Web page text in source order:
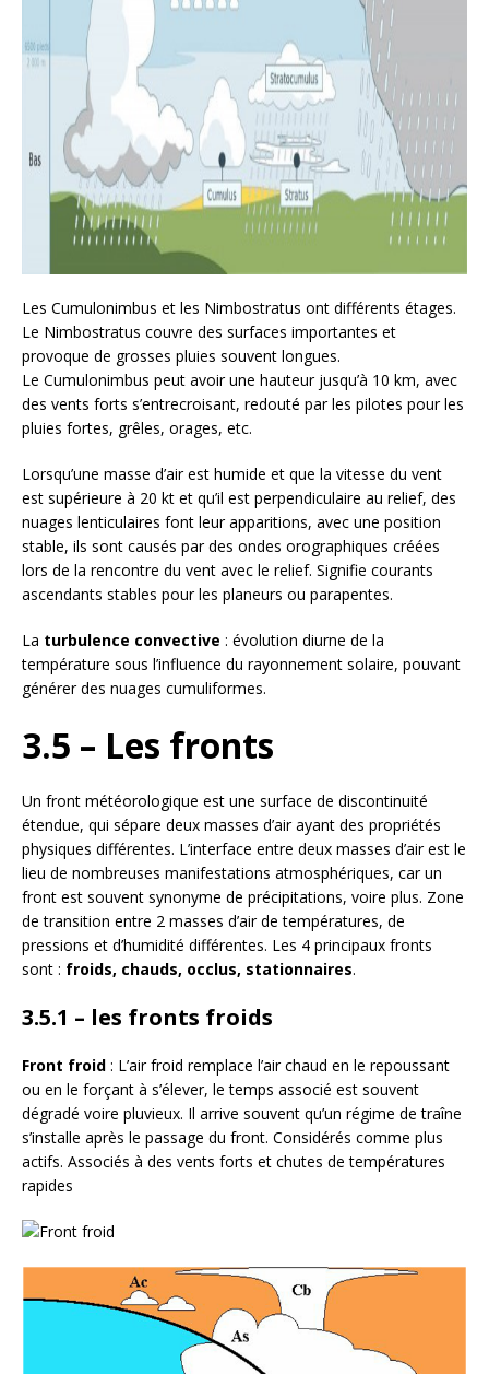
Les Cumulonimbus et les Nimbostratus ont différents étages.
Le Nimbostratus couvre des surfaces importantes et
provoque de grosses pluies souvent longues.
Le Cumulonimbus peut avoir une hauteur jusqu’à 10 km, avec
des vents forts s’entrecroisant, redouté par les pilotes pour les
pluies fortes, grêles, orages, etc.
Lorsqu’une masse d’air est humide et que la vitesse du vent
est supérieure à 20 kt et qu’il est perpendiculaire au relief, des
nuages lenticulaires font leur apparitions, avec une position
stable, ils sont causés par des ondes orographiques créées
lors de la rencontre du vent avec le relief. Signifie courants
ascendants stables pour les planeurs ou parapentes.
La turbulence convective : évolution diurne de la
température sous l’influence du rayonnement solaire, pouvant
générer des nuages cumuliformes.
3.5 – Les fronts
Un front météorologique est une surface de discontinuité
étendue, qui sépare deux masses d’air ayant des propriétés
physiques différentes. L’interface entre deux masses d’air est le
lieu de nombreuses manifestations atmosphériques, car un
front est souvent synonyme de précipitations, voire plus. Zone
de transition entre 2 masses d’air de températures, de
pressions et d’humidité différentes. Les 4 principaux fronts
sont : froids, chauds, occlus, stationnaires.
3.5.1 – les fronts froids
Front froid : L’air froid remplace l’air chaud en le repoussant
ou en le forçant à s’élever, le temps associé est souvent
dégradé voire pluvieux. Il arrive souvent qu’un régime de traîne
s’installe après le passage du front. Considérés comme plus
actifs. Associés à des vents forts et chutes de températures
rapides